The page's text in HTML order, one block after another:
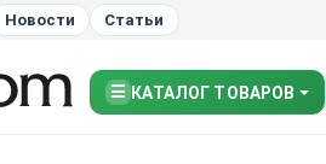
Новости Статьи
☰ КАТАЛОГ ТОВАРОВ